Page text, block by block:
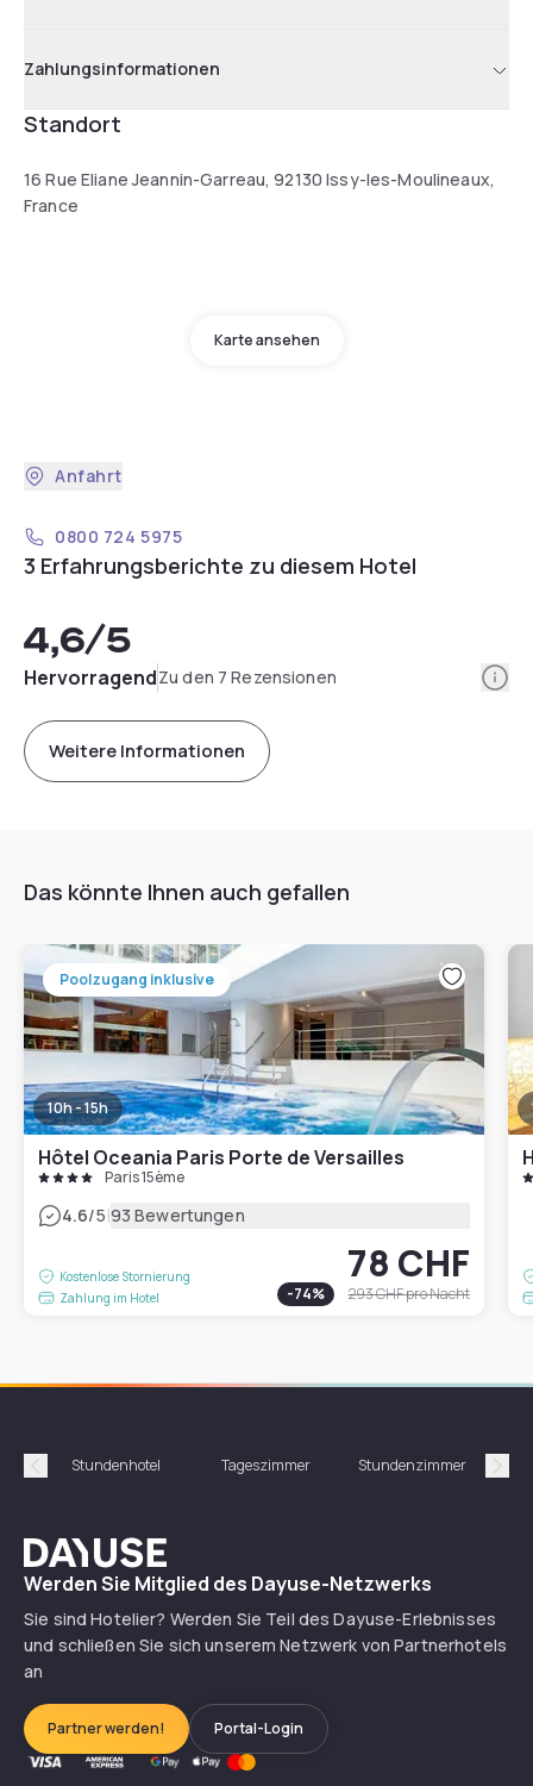
Zahlungsinformationen
Standort
16 Rue Eliane Jeannin-Garreau, 92130 Issy-les-Moulineaux,
France
Karte ansehen
Anfahrt
0800 724 5975
3 Erfahrungsberichte zu diesem Hotel
4,6/5
HervorragendZu den 7 Rezensionen
Weitere Informationen
Das könnte Ihnen auch gefallen
Poolzugang inklusive
10h - 15h
Hôtel Oceania Paris Porte de Versailles
Paris 15ème
4.6/5|93 Bewertungen
Kostenlose Stornierung
Zahlung im Hotel
78 CHF
-74% 293 CHFpro Nacht
Précédent
Stundenhotel Tageszimmer Stundenzimmer
Dayuse
Werden Sie Mitglied des Dayuse-Netzwerks
Sie sind Hotelier? Werden Sie Teil des Dayuse-Erlebnisses
und schließen Sie sich unserem Netzwerk von Partnerhotels
an
Partner werden! Portal-Login